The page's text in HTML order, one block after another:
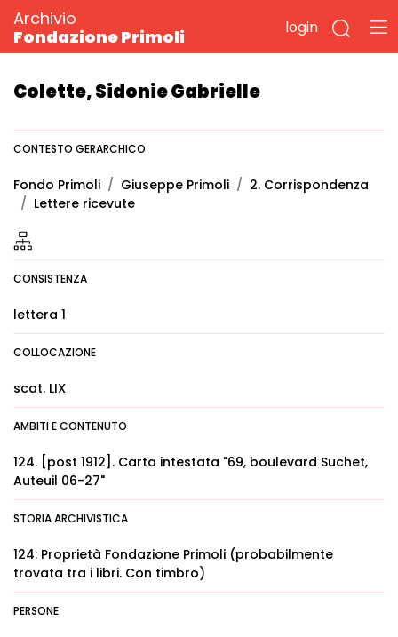
Archivio
Fondazione Primoli
login
Colette, Sidonie Gabrielle
CONTESTO GERARCHICO
Fondo Primoli Giuseppe Primoli
2. Corrispondenza
Lettere ricevute
CONSISTENZA
lettera 1
COLLOCAZIONE
scat. LIX
AMBITI E CONTENUTO
124. [post 1912]. Carta intestata "69, boulevard Suchet,
Auteuil 06-27"
STORIA ARCHIVISTICA
124: Proprietà Fondazione Primoli (probabilmente
trovata tra i libri. Con timbro)
PERSONE